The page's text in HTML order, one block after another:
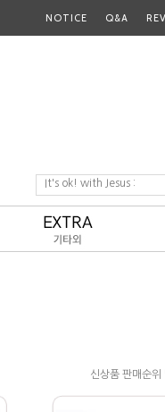
NOTICE Q&A
It's ok! with Jesus :
신상품 판매순위